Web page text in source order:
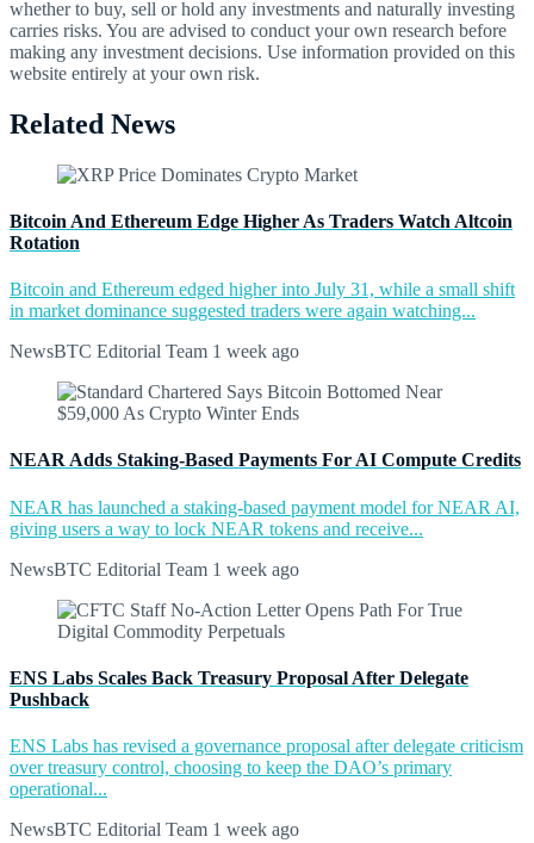
whether to buy, sell or hold any investments and naturally investing
carries risks. You are advised to conduct your own research before
making any investment decisions. Use information provided on this
website entirely at your own risk.
Related News
Bitcoin And Ethereum Edge Higher As Traders Watch Altcoin
Rotation
Bitcoin and Ethereum edged higher into July 31, while a small shift
in market dominance suggested traders were again watching...
NewsBTC Editorial Team 1 week ago
NEAR Adds Staking-Based Payments For AI Compute Credits
NEAR has launched a staking-based payment model for NEAR AI,
giving users a way to lock NEAR tokens and receive...
NewsBTC Editorial Team 1 week ago
ENS Labs Scales Back Treasury Proposal After Delegate
Pushback
ENS Labs has revised a governance proposal after delegate criticism
over treasury control, choosing to keep the DAO’s primary
operational...
NewsBTC Editorial Team 1 week ago